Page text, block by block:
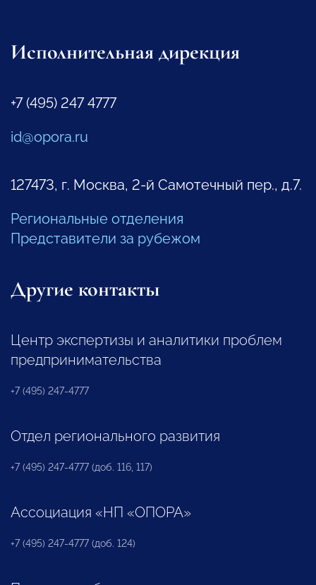
Исполнительная дирекция
+7 (495) 247 4777
id@opora.ru
127473, г. Москва, 2-й Самотечный пер., д.7.
Региональные отделения
Представители за рубежом
Другие контакты
Центр экспертизы и аналитики проблем
предпринимательства
+7 (495) 247-4777
Отдел регионального развития
+7 (495) 247-4777 (доб. 116, 117)
Ассоциация «НП «ОПОРА»
+7 (495) 247-4777 (доб. 124)